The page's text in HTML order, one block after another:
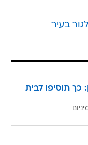
בעיר
כך תוסיפו לבית